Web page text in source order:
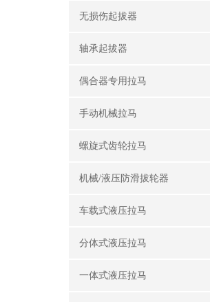
无损伤起拔器
轴承起拔器
偶合器专用拉马
手动机械拉马
螺旋式齿轮拉马
机械/液压防滑拔轮器
车载式液压拉马
分体式液压拉马
一体式液压拉马